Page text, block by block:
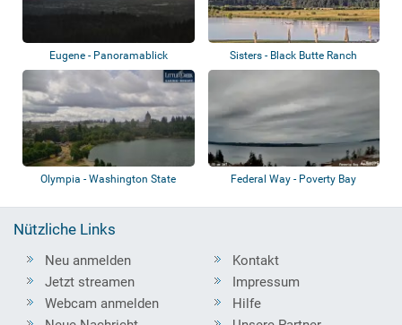
Eugene - Panoramablick Sisters - Black Butte Ranch
Olympia - Washington State
Federal Way - Poverty Bay
Nützliche Links
Neu anmelden
Jetzt streamen
Webcam anmelden
Kontakt
Impressum
Hilfe